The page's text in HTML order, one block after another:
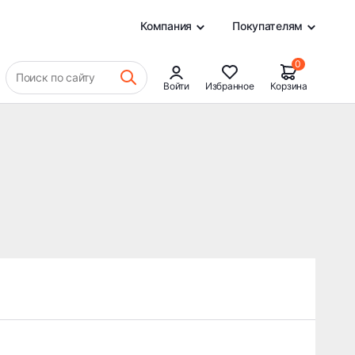
Компания Покупателям
Поиск по сайту
Войти Избранное
0
Корзина